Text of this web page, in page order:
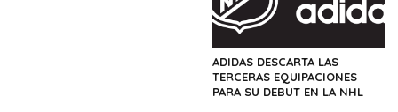
ADIDAS DESCARTA LAS
TERCERAS EQUIPACIONES
PARA SU DEBUT EN LA NHL